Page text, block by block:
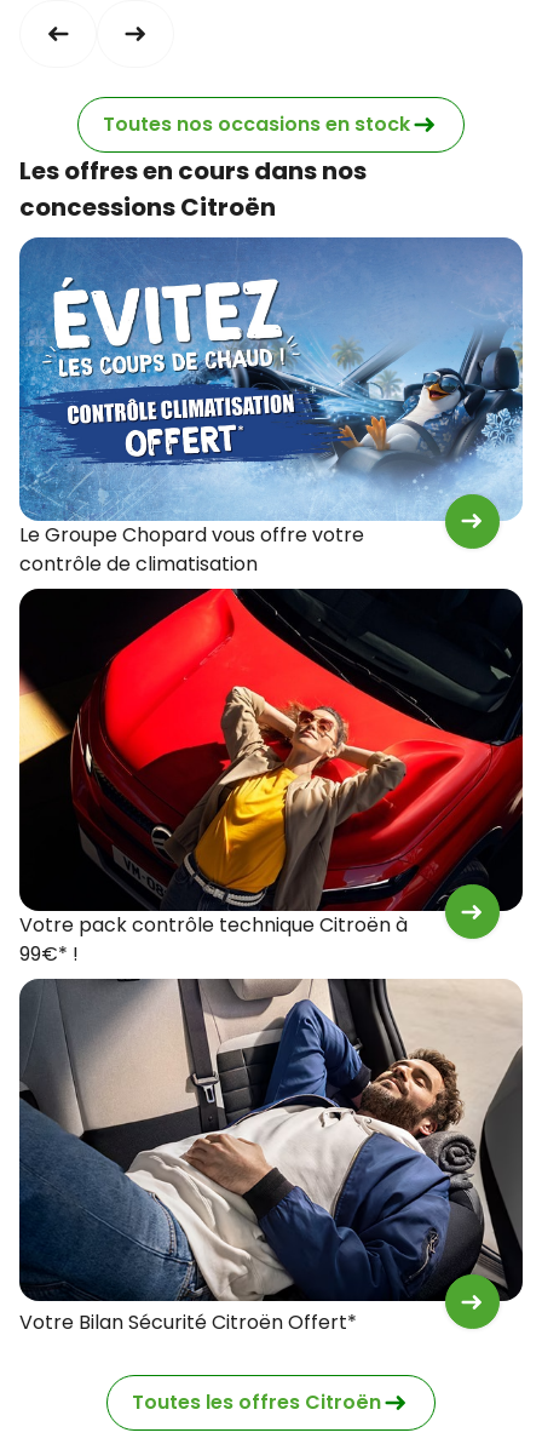
Toutes nos occasions en stock
Les offres en cours dans nos
concessions Citroën
Le Groupe Chopard vous offre votre
contrôle de climatisation
Votre pack contrôle technique Citroën à
99€* !
Votre Bilan Sécurité Citroën Offert*
Toutes les offres Citroën